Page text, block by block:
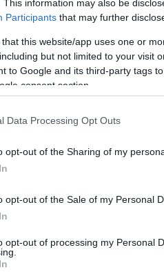
This information may also be
Participants that may further
that this website/app uses one or
but not limited to your visit
to Google and its third-party tags
consent section.
Data Processing Opt Outs
opt-out of the Sharing of my
opt-out of the Sale of my Personal
opt-out of processing my Personal
skal
skrudd til